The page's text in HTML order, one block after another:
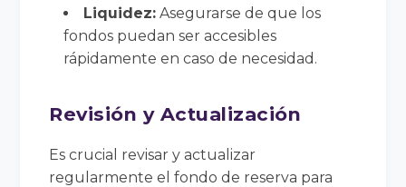
Liquidez: Asegurarse de que los
fondos puedan ser accesibles
rápidamente en caso de necesidad.
Revisión y Actualización
Es crucial revisar y actualizar
regularmente el fondo de reserva para